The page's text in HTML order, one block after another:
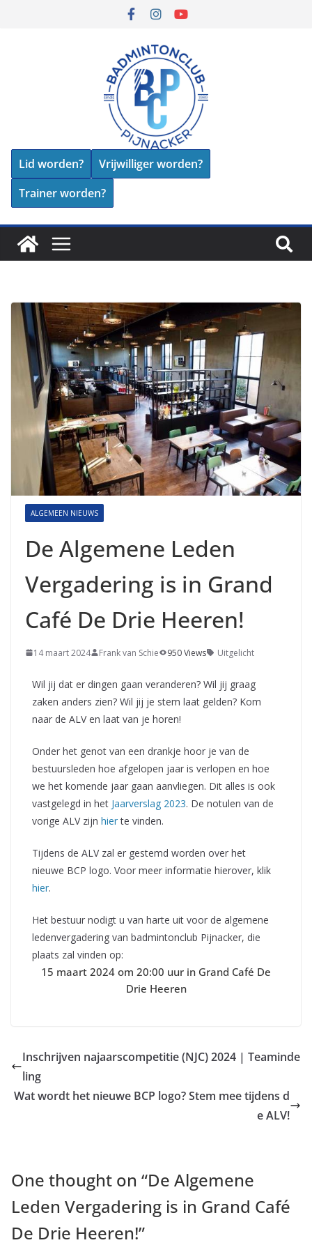
Lid worden?
Vrijwilliger worden?
Trainer worden?
ALGEMEEN NIEUWS
De Algemene Leden
Vergadering is in Grand
Café De Drie Heeren!
14 maart 2024 Frank van Schie 950 Views Uitgelicht
Wil jij dat er dingen gaan veranderen? Wil jij graag
zaken anders zien? Wil jij je stem laat gelden? Kom
naar de ALV en laat van je horen!
Onder het genot van een drankje hoor je van de
bestuursleden hoe afgelopen jaar is verlopen en hoe
we het komende jaar gaan aanvliegen. Dit alles is ook
vastgelegd in het Jaarverslag 2023. De notulen van de
vorige ALV zijn hierte vinden.
Tijdens de ALV zal er gestemd worden over het
nieuwe BCP logo. Voor meer informatie hierover, klik
hier.
Het bestuur nodigt u van harte uit voor de algemene
ledenvergadering van badmintonclub Pijnacker, die
plaats zal vinden op:
15 maart 2024 om 20:00 uur in Grand Café De
Drie Heeren
Inschrijven najaarscompetitie (NJC) 2024 | Teaminde
ling
Wat wordt het nieuwe BCP logo? Stem mee tijdens d
e ALV!
One thought on “De Algemene
Leden Vergadering is in Grand Café
De Drie Heeren!”